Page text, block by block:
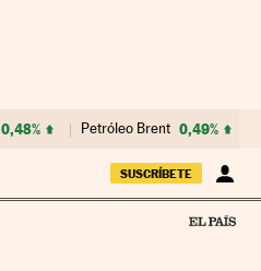
0,48% Petróleo Brent 0,49%
SUSCRÍBETE